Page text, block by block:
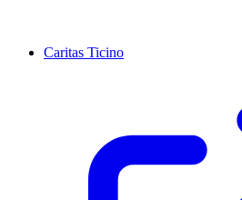
Caritas Ticino